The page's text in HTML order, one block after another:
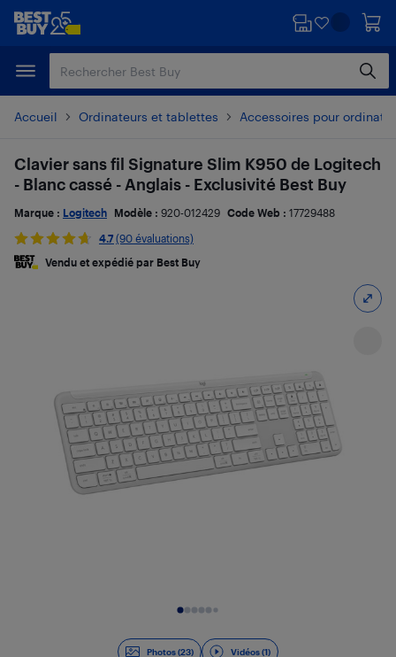
Passer
principal
Passer
Accueil Ordinateurs et tablettes Accessoires pour
Photos (23) Vidéos (1)
Clavier sans fil Signature Slim K950 de Logitech
- Blanc cassé - Anglais - Exclusivité Best Buy
Marque : Logitech Modèle : 920-012429 Code Web : 17729488
4.7 (90 évaluations)
Vendu et expédié par Best Buy